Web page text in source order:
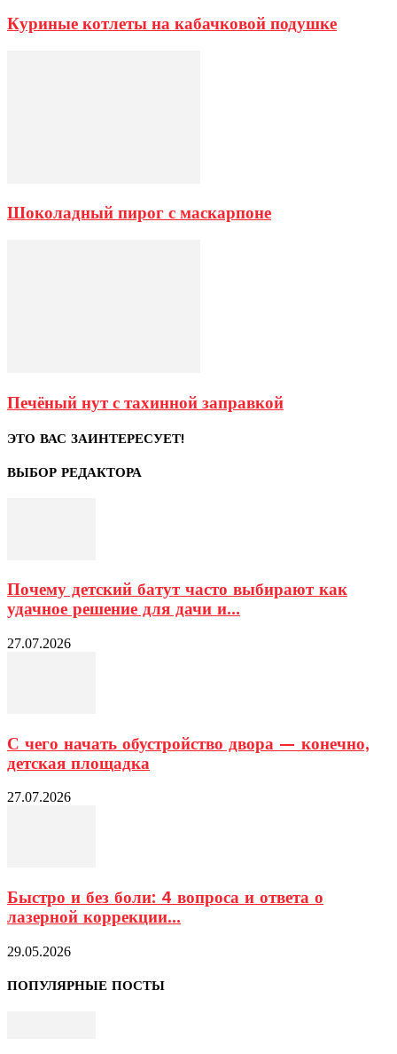
Куриные котлеты на кабачковой подушке
Шоколадный пирог с маскарпоне
Печёный нут с тахинной заправкой
ЭТО ВАС ЗАИНТЕРЕСУЕТ!
ВЫБОР РЕДАКТОРА
Почему детский батут часто выбирают как
удачное решение для дачи и...
27.07.2026
С чего начать обустройство двора — конечно,
детская площадка
27.07.2026
Быстро и без боли: 4 вопроса и ответа о
лазерной коррекции...
29.05.2026
ПОПУЛЯРНЫЕ ПОСТЫ